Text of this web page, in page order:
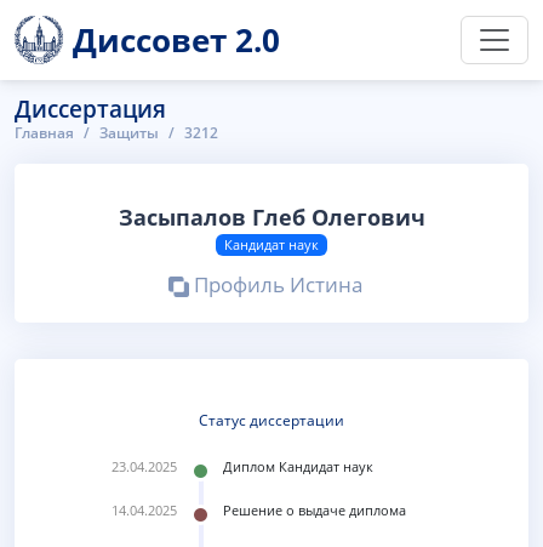
Диссовет 2.0
Диссертация
Главная Защиты 3212
Засыпалов Глеб Олегович
Кандидат наук
Профиль Истина
Статус диссертации
23.04.2025 Диплом Кандидат наук
14.04.2025 Решение о выдаче диплома